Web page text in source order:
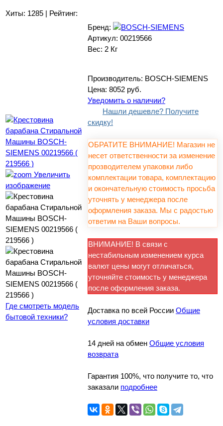
Хиты: 1285 | Рейтинг:
Увеличить
изображение
Где смотреть модель
бытовой техники?
Бренд:
Артикул: 00219566
Вес: 2 Кг
Производитель: BOSCH-SIEMENS
Цена: 8052 руб.
Уведомить о наличии?
Нашли дешевле? Получите
скидку!
ОБРАТИТЕ ВНИМАНИЕ! Магазин не
несет ответственности за изменение
прозводителем упаковки либо
комплектации товара, комплектацию
и окончательную стоимость просьба
уточнять у менеджера после
оформления заказа. Мы с радостью
ответим на Ваши вопросы.
ВНИМАНИЕ! В связи с
нестабильным изменением курса
валют цены могут отличаться,
уточняйте стоимость у менеджера
после оформления заказа.
Доставка по всей России Общие
условия доставки
14 дней на обмен Общие условия
возврата
Гарантия 100%, что получите то, что
заказали подробнее